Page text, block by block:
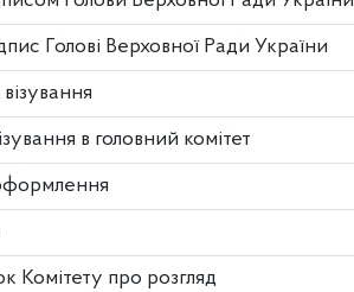
Голові Верховної Ради України
в головний комітет
Комітету про розгляд